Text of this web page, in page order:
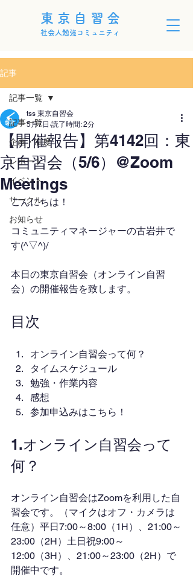
東京自習会
社会人勉強コミュニティ
記事
記事一覧
企画・制度
レポート
イベント
サークル
お知らせ
記事一覧
【開催報告】第4142回：東
京自習会（5/6）@Zoom
Meetings
tss 東京自習会
5月7日 読了時間: 2分
こんにちは！
コミュニティマネージャーの古岩井で
す(^▽^)/
本日の東京自習会（オンライン自習
会）の開催報告を致します。
目次
オンライン自習会って何？
タイムスケジュール
勉強・作業内容
感想
参加申込みはこちら！
1.オンライン自習会って
何？
オンライン自習会はZoomを利用した自
習会です。（マイクはオフ・カメラは
任意）平日7:00～8:00（1H）、21:00～
23:00（2H）土日祝9:00～
12:00（3H）、21:00～23:00（2H）で
開催中です。